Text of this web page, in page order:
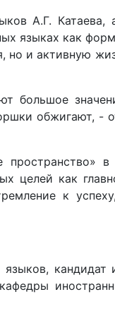
А.Г.
языках как
но и активную
большое
обжигают,
в
целей как
к
кандидат